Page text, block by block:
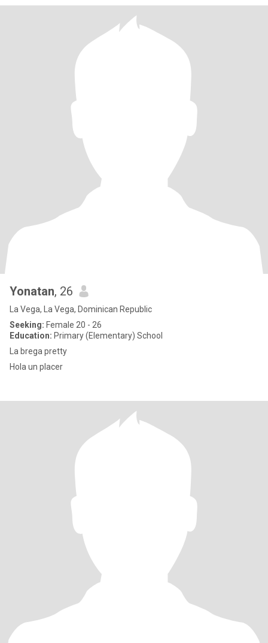
Yonatan, 26
La Vega, La Vega, Dominican Republic
Seeking: Female 20 - 26
Education: Primary (Elementary) School
La brega pretty
Hola un placer